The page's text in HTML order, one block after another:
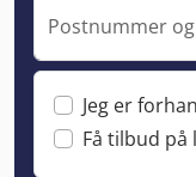
Postnummer
Jeg er
Få tilbud på